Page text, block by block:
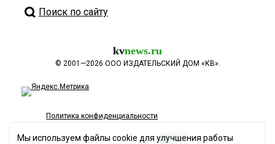
Поиск по сайту
kvnews.ru
© 2001—2026 ООО ИЗДАТЕЛЬСКИЙ ДОМ «КВ».
Политика конфиденциальности
Мы используем файлы cookie для улучшения работы